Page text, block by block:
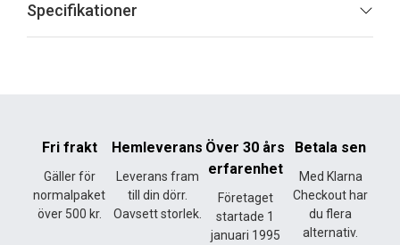
Specifikationer
Fri frakt
Gäller för
normalpaket
över 500 kr.
Hemleverans
Leverans fram
till din dörr.
Oavsett storlek.
Över 30 års
erfarenhet
Företaget
startade 1
januari 1995
Betala sen
Med Klarna
Checkout har
du flera
alternativ.